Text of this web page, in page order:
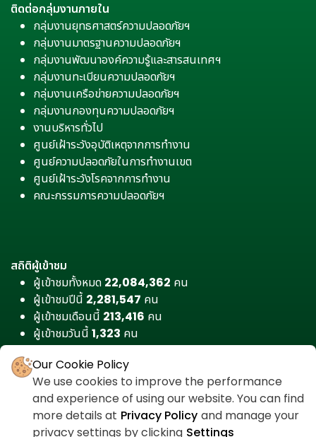
ติดต่อกลุ่มงานภายใน
กลุ่มงานยุทธศาสตร์ความปลอดภัยฯ
กลุ่มงานมาตรฐานความปลอดภัยฯ
กลุ่มงานพัฒนาองค์ความรู้และสารสนเทศฯ
กลุ่มงานทะเบียนความปลอดภัยฯ
กลุ่มงานเครือข่ายความปลอดภัยฯ
กลุ่มงานกองทุนความปลอดภัยฯ
งานบริหารทั่วไป
ศูนย์เฝ้าระวังอุบัติเหตุจากการทำงาน
ศูนย์ความปลอดภัยในการทำงานเขต
ศูนย์เฝ้าระวังโรคจากการทำงาน
คณะกรรมการความปลอดภัยฯ
สถิติผู้เข้าชม
ผู้เข้าชมทั้งหมด 22,084,362 คน
ผู้เข้าชมปีนี้ 2,281,547 คน
ผู้เข้าชมเดือนนี้ 213,416 คน
ผู้เข้าชมวันนี้ 1,323 คน
Our Cookie Policy
We use cookies to improve the performance
and experience of using our website. You can find
more details at Privacy Policy and manage your
privacy settings by clicking Settings